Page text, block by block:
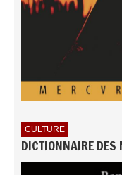
CULTURE
DICTIONNAIRE DES